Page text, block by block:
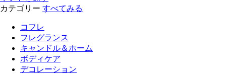
カテゴリー すべてみる
コフレ
フレグランス
キャンドル＆ホーム
ボディケア
デコレーション